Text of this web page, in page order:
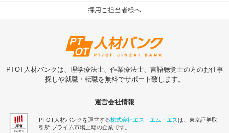
採用ご担当者様へ
PTOT人材バンクは、理学療法士、作業療法士、言語聴覚士の方のお仕事
探しや就職・転職を無料でサポート致します。
運営会社情報
PTOT人材バンクを運営する株式会社エス・エム・エスは、東京証券取
引所 プライム市場上場の企業です。